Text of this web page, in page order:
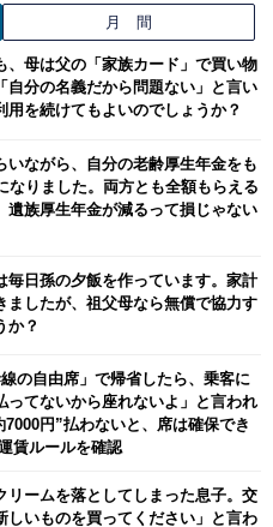
月 間
、母は父の「家族カード」で買い物
自分の名義だから問題ない」と言い
用を続けてもよいのでしょうか？
いながら、自分の老齢厚生年金をも
なりました。両方とも全額もらえる
遺族厚生年金が減るって損じゃない
毎日孫の夕飯を作っています。家計
ましたが、祖父母なら無償で協力す
か？
の自由席」で帰省したら、乗客に
ってないから座れないよ」と言われ
円”払わないと、席は確保でき
賃ルールを確認
リームを落としてしまった息子。交
しいものを買ってください」と言わ